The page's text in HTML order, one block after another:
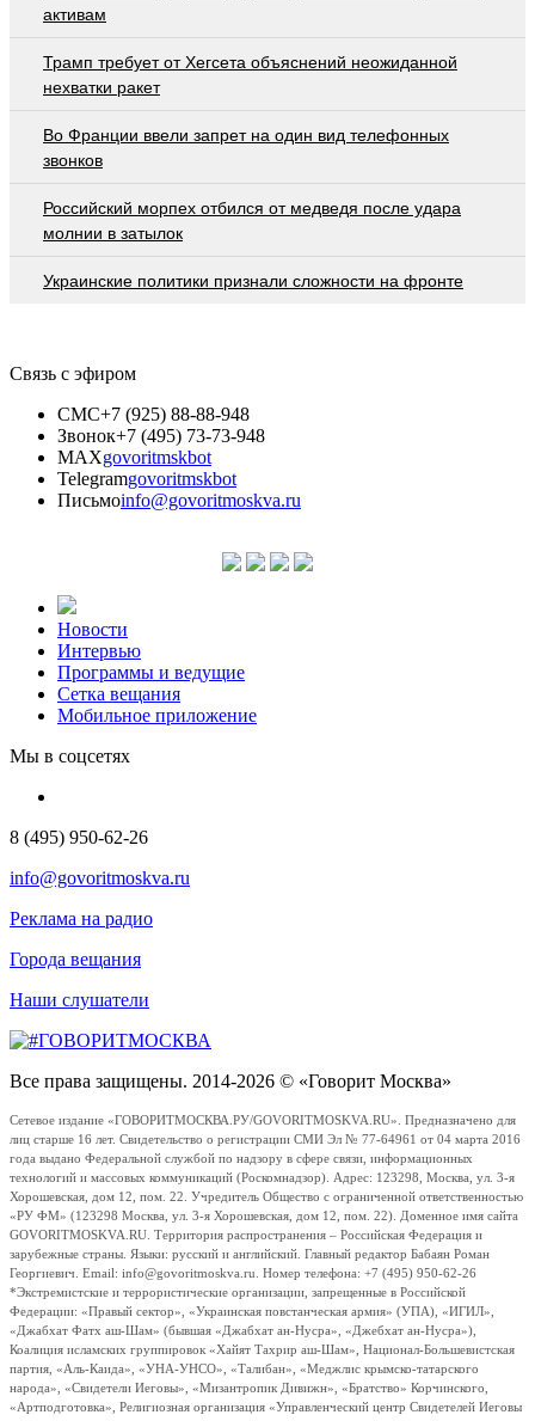
активам
Трамп требует от Хегсета объяснений неожиданной
нехватки ракет
Во Франции ввели запрет на один вид телефонных
звонков
Российский морпех отбился от медведя после удара
молнии в затылок
Украинские политики признали сложности на фронте
Связь с эфиром
СМС+7 (925) 88-88-948
Звонок+7 (495) 73-73-948
MAXgovoritmskbot
Telegramgovoritmskbot
Письмоinfo@govoritmoskva.ru
Новости
Интервью
Программы и ведущие
Сетка вещания
Мобильное приложение
Мы в соцсетях
8 (495) 950-62-26
info@govoritmoskva.ru
Реклама на радио
Города вещания
Наши слушатели
Все права защищены. 2014-2026 © «Говорит Москва»
Сетевое издание «ГОВОРИТМОСКВА.РУ/GOVORITMOSKVA.RU». Предназначено для
лиц старше 16 лет. Свидетельство о регистрации СМИ Эл № 77-64961 от 04 марта 2016
года выдано Федеральной службой по надзору в сфере связи, информационных
технологий и массовых коммуникаций (Роскомнадзор). Адрес: 123298, Москва, ул. 3-я
Хорошевская, дом 12, пом. 22. Учредитель Общество с ограниченной ответственностью
«РУ ФМ» (123298 Москва, ул. 3-я Хорошевская, дом 12, пом. 22). Доменное имя сайта
GOVORITMOSKVA.RU. Территория распространения – Российская Федерация и
зарубежные страны. Языки: русский и английский. Главный редактор Бабаян Роман
Георгиевич. Email: info@govoritmoskva.ru. Номер телефона: +7 (495) 950-62-26
*Экстремистские и террористические организации, запрещенные в Российской
Федерации: «Правый сектор», «Украинская повстанческая армия» (УПА), «ИГИЛ»,
«Джабхат Фатх аш-Шам» (бывшая «Джабхат ан-Нусра», «Джебхат ан-Нусра»),
Коалиция исламских группировок «Хайят Тахрир аш-Шам», Национал-Большевистская
партия, «Аль-Каида», «УНА-УНСО», «Талибан», «Меджлис крымско-татарского
народа», «Свидетели Иеговы», «Мизантропик Дивижн», «Братство» Корчинского,
«Артподготовка», Религиозная организация «Управленческий центр Свидетелей Иеговы